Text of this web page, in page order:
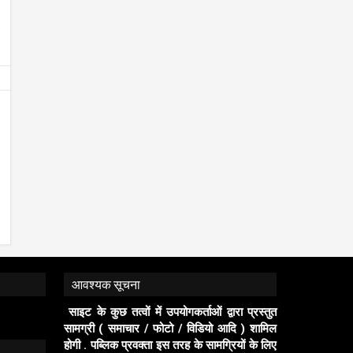
आवश्यक सूचना
साइट के कुछ तत्वों में उपयोगकर्ताओं द्वारा प्रस्तुत
सामग्री ( समाचार / फोटो / विडियो आदि ) शामिल
होगी . पब्लिक प्रवक्ता इस तरह के सामग्रियों के लिए